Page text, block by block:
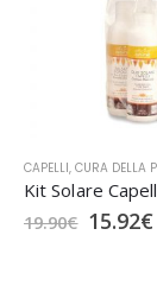
CAPELLI, CURA DELLA
Kit Solare
19.90€ 15.92€